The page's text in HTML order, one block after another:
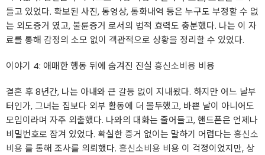
들고 있었다. 확보된 사진, 동영상, 통화내역 등은 누구도 부정할 수 없
는 외도증거 였고, 불륜증거 로서의 법적 효력도 충분했다. 나는 이 자
료를 통해 감정의 소모 없이 객관적으로 상황을 정리할 수 있었다.
이야기 4: 애매한 행동 뒤에 숨겨진 진실 흥신소비용 비용
결혼 후 8년간, 나는 아내와 큰 갈등 없이 지내왔다. 하지만 어느 날부
터인가, 그녀는 집보다 외부 활동에 더 몰두했고, 바쁜 날이 아니어도
모임이라며 자주 외출했다. 나와의 대화는 줄어들고, 핸드폰은 언제나
비밀번호로 잠겨 있었다. 확실한 증거 없이는 말하기 어렵다는 흥신소
비용 를 통해 조사를 의뢰했다. 흥신소비용 비용 이 걱정이었지만, 상